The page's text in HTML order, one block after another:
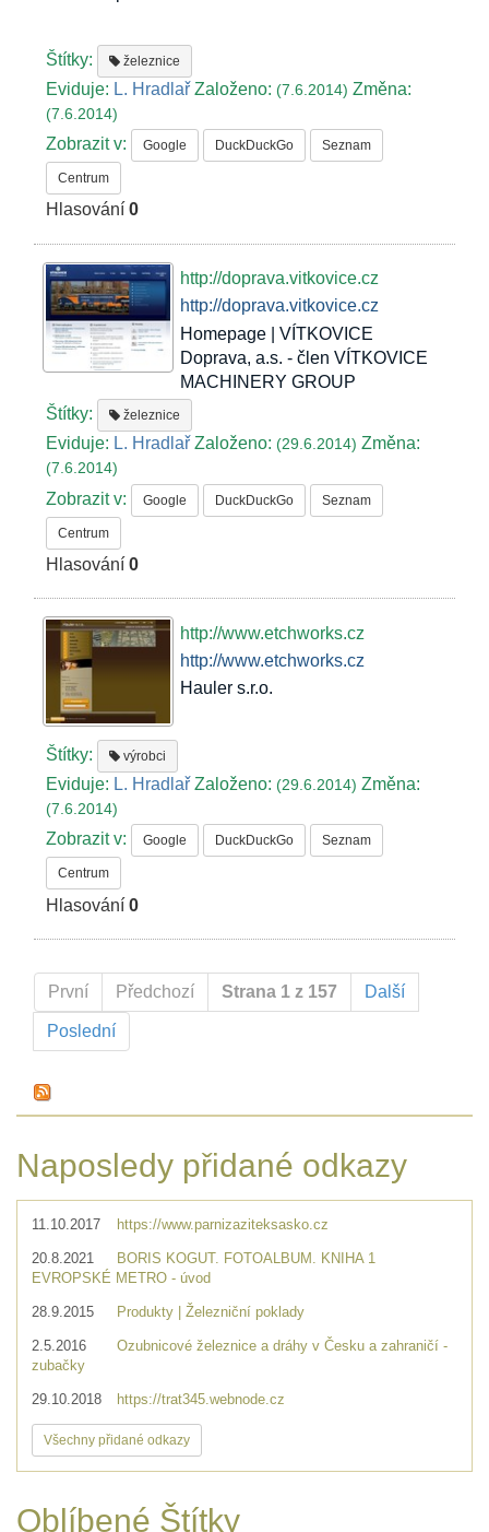
Štítky: železnice
Eviduje: L. Hradlař Založeno:(7.6.2014)Změna:
(7.6.2014)
Zobrazit v: Google DuckDuckGo Seznam
Centrum
Hlasování0
http://doprava.vitkovice.cz
http://doprava.vitkovice.cz
Homepage | VÍTKOVICE
Doprava, a.s. - člen VÍTKOVICE
MACHINERY GROUP
Štítky:
železnice
Eviduje: L. Hradlař Založeno:(29.6.2014)Změna:
(7.6.2014)
Zobrazit v: Google DuckDuckGo Seznam
Centrum
Hlasování0
http://www.etchworks.cz
http://www.etchworks.cz
Hauler s.r.o.
Štítky: výrobci
Eviduje: L. Hradlař Založeno:(29.6.2014)Změna:
(7.6.2014)
Zobrazit v: Google DuckDuckGo Seznam
Centrum
Hlasování0
První Předchozí Strana 1 z 157 Další
Poslední
Naposledy přidané odkazy
11.10.2017 https://www.parnizaziteksasko.cz
20.8.2021
BORIS KOGUT. FOTOALBUM. KNIHA 1
EVROPSKÉ METRO - úvod
28.9.2015 Produkty | Železniční poklady
2.5.2016
Ozubnicové železnice a dráhy v Česku a zahraničí -
zubačky
29.10.2018 https://trat345.webnode.cz
Všechny přidané odkazy
Oblíbené Štítky